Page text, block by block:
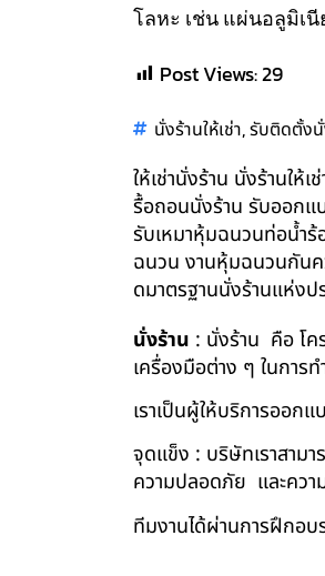
โลหะ เช่น แผ่นอลูมิเ
Post Views:29
นั่งร้านให้เช่า,รับติดตั้ง
ให้เช่านั่งร้าน นั่งร้านใ
รื้อถอนนั่งร้าน รับออกแ
รับเหมาหุ้มฉนวนท่อน้ำ
ฉนวน งานหุ้มฉนวนกัน
ดมาตรฐานนั่งร้านแห่ง
นั่งร้าน : นั่งร้าน คือ โค
เครื่องมือต่าง ๆ ในการ
เราเป็นผู้ให้บริการออ
จุดแข็ง : บริษัทเราสาม
ความปลอดภัย และคว
ทีมงานได้ผ่านการฝึกอ